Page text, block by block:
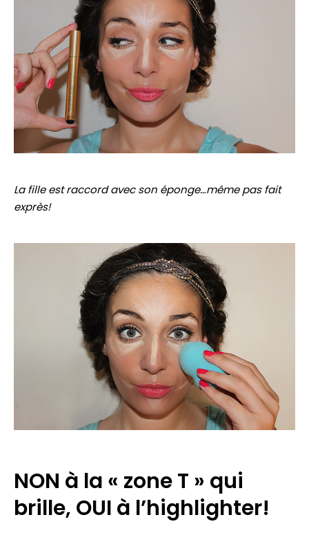
La fille est raccord avec son éponge…même pas fait
exprès!
NON à la « zone T » qui
brille, OUI à l’highlighter!